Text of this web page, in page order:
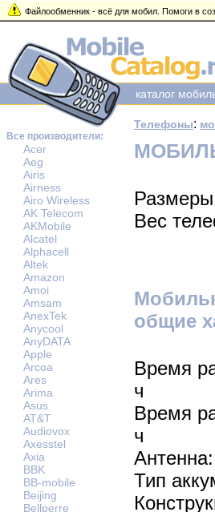
Файлообменник - всё для мобил. Помоги в
Все производители:
Acer
Aeg
Airis
Airness
Airo Wireless
AK Telecom
AKMobile
Alcatel
Alphacell
Altek
Amazon
Amoi
Amsam
AnexTek
Anycool
AnyDATA
Apple
Arcoa
Ares
Arima
Asus
AT&T
Audiovox
Axesstel
Axia
BBK
BB-mobile
Beijing
Bellperre
каталог
Телефоны:
Вес
общие
Время
ч
Время
ч
Тип